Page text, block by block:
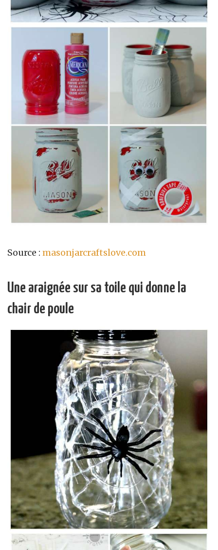
Source : masonjarcraftslove.com
Une araignée sur sa toile qui donne la
chair de poule